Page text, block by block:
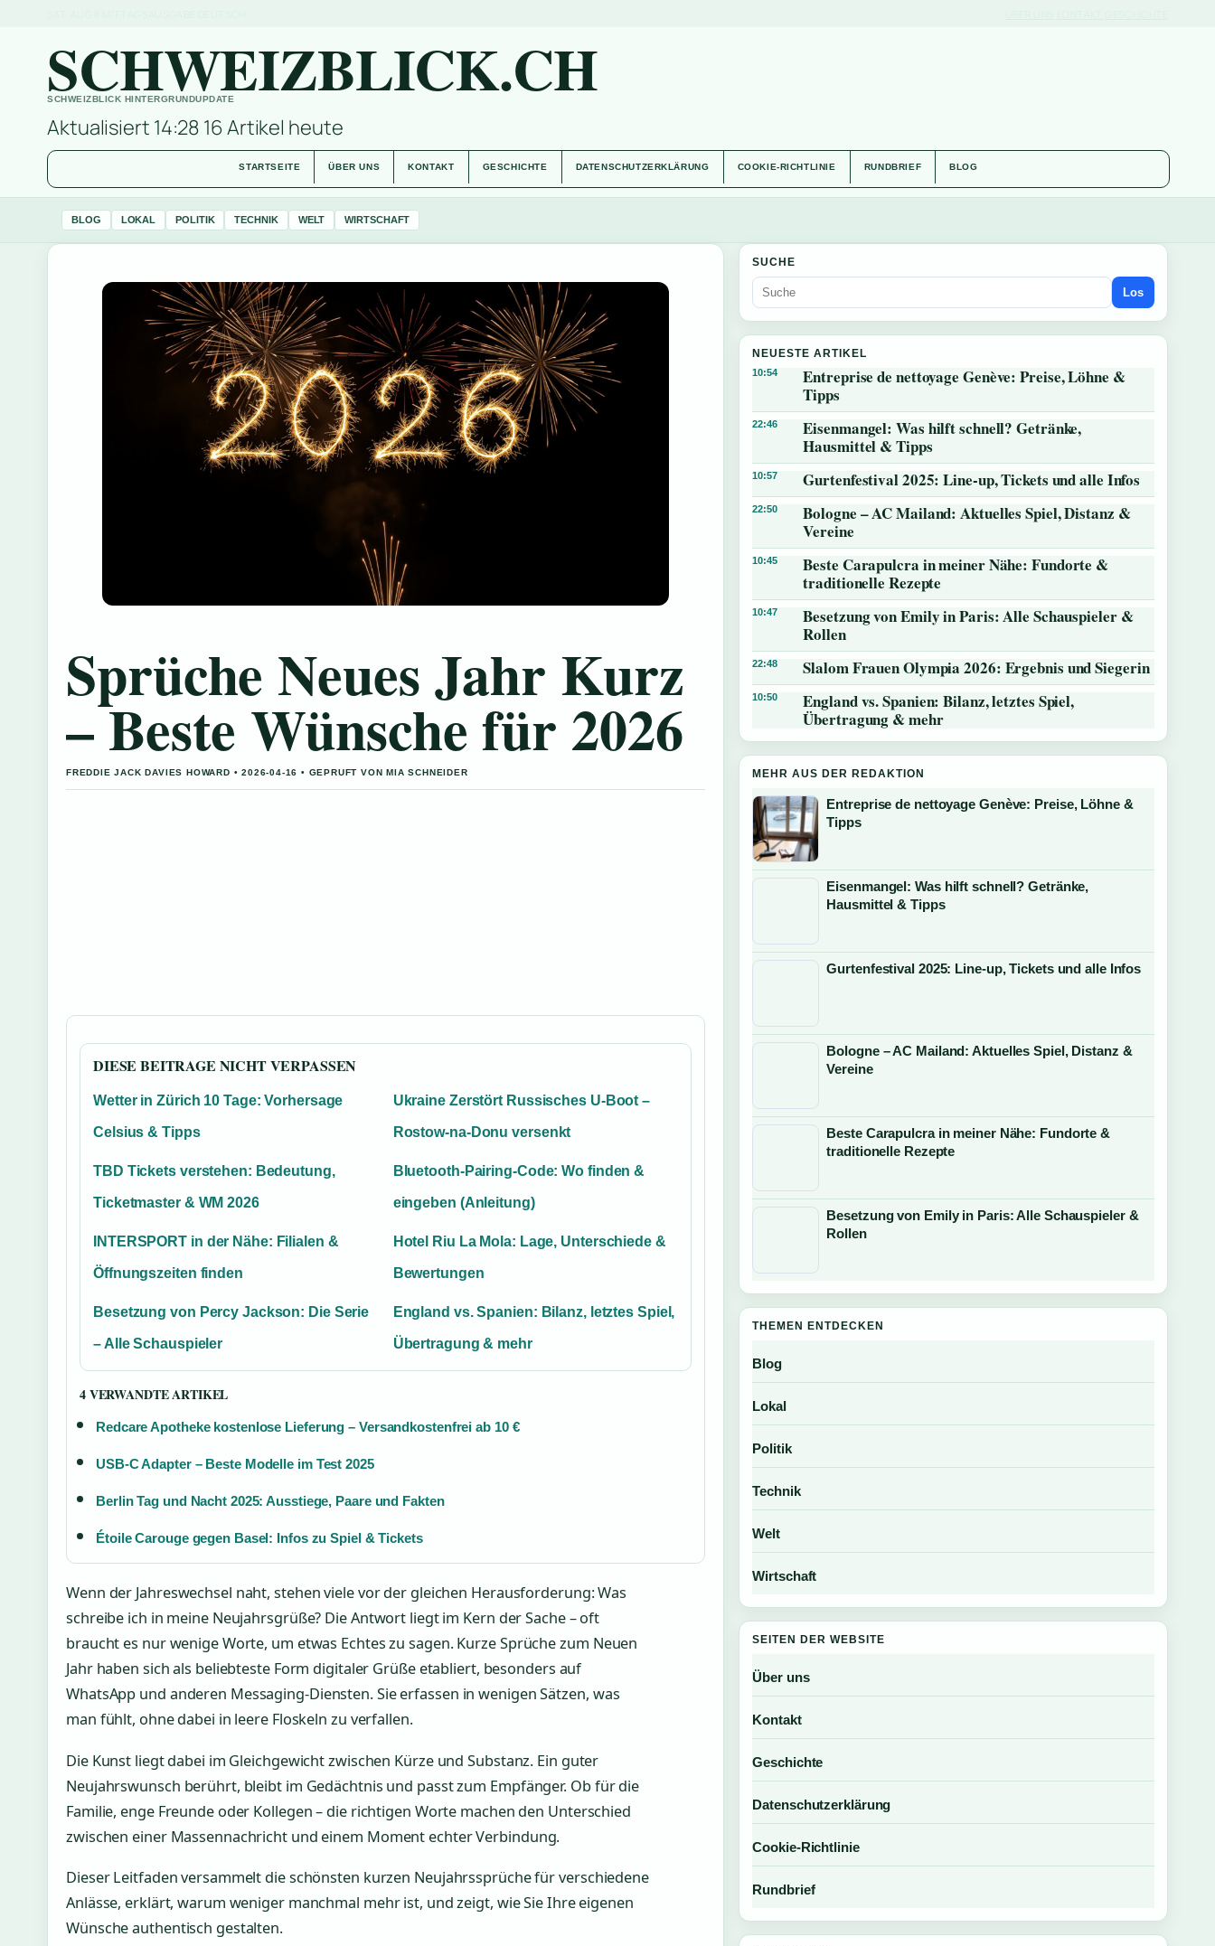
SCHWEIZBLICK.CH
SCHWEIZBLICK HINTERGRUNDUPDATE
Aktualisiert 14:28 16 Artikel heute
STARTSEITE ÜBER UNS KONTAKT GESCHICHTE DATENSCHUTZERKLÄRUNG COOKIE-RICHTLINIE RUNDBRIEF BLOG
BLOG LOKAL POLITIK TECHNIK WELT WIRTSCHAFT
Sprüche Neues Jahr Kurz
– Beste Wünsche für 2026
FREDDIE JACK DAVIES HOWARD • 2026-04-16 • GEPRUFT VON MIA SCHNEIDER
DIESE BEITRAGE NICHT VERPASSEN
Wetter in Zürich 10 Tage: Vorhersage
Celsius & Tipps
Ukraine Zerstört Russisches U-Boot –
Rostow-na-Donu versenkt
TBD Tickets verstehen: Bedeutung,
Ticketmaster & WM 2026
Bluetooth-Pairing-Code: Wo finden &
eingeben (Anleitung)
INTERSPORT in der Nähe: Filialen &
Öffnungszeiten finden
Hotel Riu La Mola: Lage, Unterschiede &
Bewertungen
Besetzung von Percy Jackson: Die Serie
– Alle Schauspieler
England vs. Spanien: Bilanz, letztes Spiel,
Übertragung & mehr
4 VERWANDTE ARTIKEL
Redcare Apotheke kostenlose Lieferung – Versandkostenfrei ab 10 €
USB-C Adapter – Beste Modelle im Test 2025
Berlin Tag und Nacht 2025: Ausstiege, Paare und Fakten
Étoile Carouge gegen Basel: Infos zu Spiel & Tickets
Wenn der Jahreswechsel naht, stehen viele vor der gleichen Herausforderung: Was
schreibe ich in meine Neujahrsgrüße? Die Antwort liegt im Kern der Sache – oft
braucht es nur wenige Worte, um etwas Echtes zu sagen. Kurze Sprüche zum Neuen
Jahr haben sich als beliebteste Form digitaler Grüße etabliert, besonders auf
WhatsApp und anderen Messaging-Diensten. Sie erfassen in wenigen Sätzen, was
man fühlt, ohne dabei in leere Floskeln zu verfallen.
Die Kunst liegt dabei im Gleichgewicht zwischen Kürze und Substanz. Ein guter
Neujahrswunsch berührt, bleibt im Gedächtnis und passt zum Empfänger. Ob für die
Familie, enge Freunde oder Kollegen – die richtigen Worte machen den Unterschied
zwischen einer Massennachricht und einem Moment echter Verbindung.
Dieser Leitfaden versammelt die schönsten kurzen Neujahrssprüche für verschiedene
Anlässe, erklärt, warum weniger manchmal mehr ist, und zeigt, wie Sie Ihre eigenen
Wünsche authentisch gestalten.
SUCHE
Los
NEUESTE ARTIKEL
10:54
Entreprise de nettoyage Genève: Preise, Löhne &
Tipps
22:46
Eisenmangel: Was hilft schnell? Getränke,
Hausmittel & Tipps
10:57 Gurtenfestival 2025: Line-up, Tickets und alle Infos
22:50
Bologne – AC Mailand: Aktuelles Spiel, Distanz &
Vereine
10:45
Beste Carapulcra in meiner Nähe: Fundorte &
traditionelle Rezepte
10:47
Besetzung von Emily in Paris: Alle Schauspieler &
Rollen
22:48 Slalom Frauen Olympia 2026: Ergebnis und Siegerin
10:50
England vs. Spanien: Bilanz, letztes Spiel,
Übertragung & mehr
MEHR AUS DER REDAKTION
Entreprise de nettoyage Genève: Preise, Löhne &
Tipps
Eisenmangel: Was hilft schnell? Getränke,
Hausmittel & Tipps
Gurtenfestival 2025: Line-up, Tickets und alle Infos
Bologne – AC Mailand: Aktuelles Spiel, Distanz &
Vereine
Beste Carapulcra in meiner Nähe: Fundorte &
traditionelle Rezepte
Besetzung von Emily in Paris: Alle Schauspieler &
Rollen
THEMEN ENTDECKEN
Blog
Lokal
Politik
Technik
Welt
Wirtschaft
SEITEN DER WEBSITE
Über uns
Kontakt
Geschichte
Datenschutzerklärung
Cookie-Richtlinie
Rundbrief